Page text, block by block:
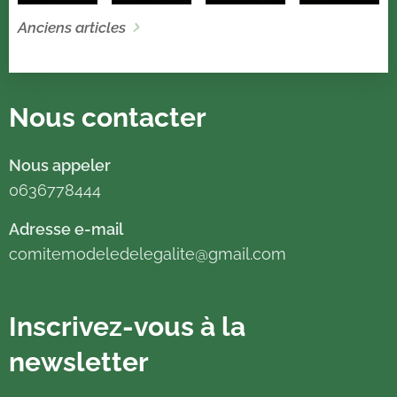
Anciens articles
Nous contacter
Nous appeler
0636778444
Adresse e-mail
comitemodeledelegalite@gmail.com
Inscrivez-vous à la
newsletter